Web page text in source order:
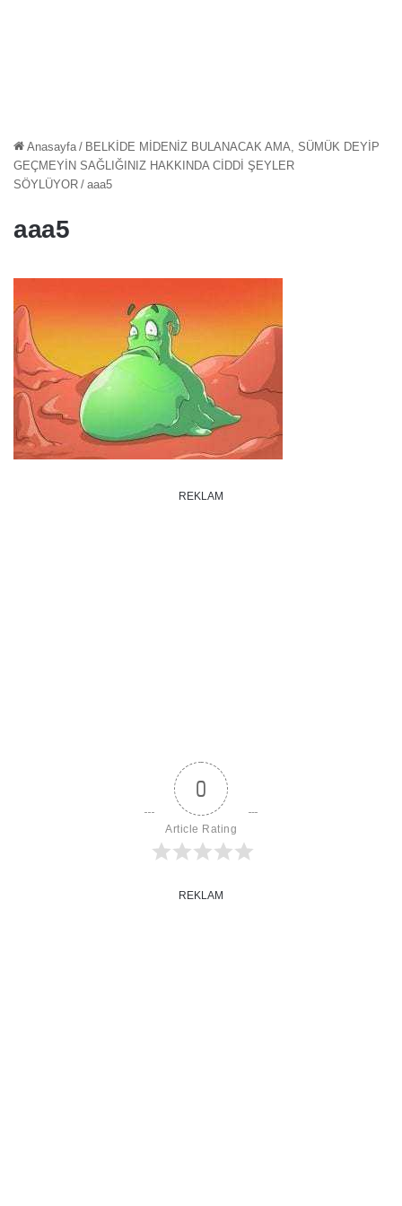
Anasayfa / BELKİDE MİDENİZ BULANACAK AMA, SÜMÜK DEYİP
GEÇMEYİN SAĞLIĞINIZ HAKKINDA CİDDİ ŞEYLER
SÖYLÜYOR / aaa5
aaa5
REKLAM
0
Article Rating
REKLAM